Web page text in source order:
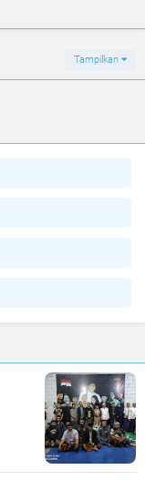
Tampilkan